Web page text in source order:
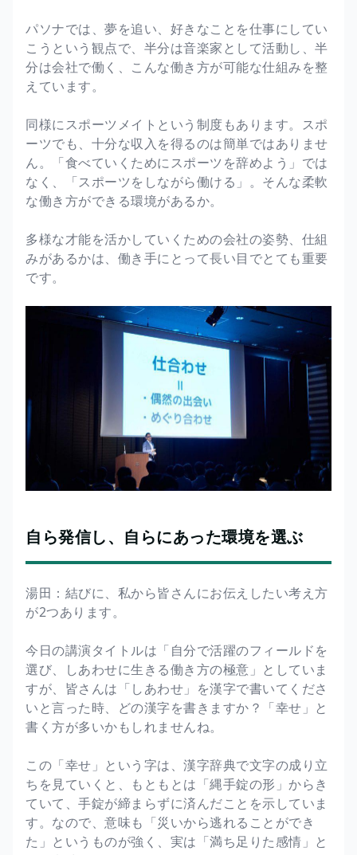
パソナでは、夢を追い、好きなことを仕事にしてい
こうという観点で、半分は音楽家として活動し、半
分は会社で働く、こんな働き方が可能な仕組みを整
えています。
同様にスポーツメイトという制度もあります。スポ
ーツでも、十分な収入を得るのは簡単ではありませ
ん。「食べていくためにスポーツを辞めよう」では
なく、「スポーツをしながら働ける」。そんな柔軟
な働き方ができる環境があるか。
多様な才能を活かしていくための会社の姿勢、仕組
みがあるかは、働き手にとって長い目でとても重要
です。
自ら発信し、自らにあった環境を選ぶ
湯田：結びに、私から皆さんにお伝えしたい考え方
が2つあります。
今日の講演タイトルは「自分で活躍のフィールドを
選び、しあわせに生きる働き方の極意」としていま
すが、皆さんは「しあわせ」を漢字で書いてくださ
いと言った時、どの漢字を書きますか？「幸せ」と
書く方が多いかもしれませんね。
この「幸せ」という字は、漢字辞典で文字の成り立
ちを見ていくと、もともとは「縄手錠の形」からき
ていて、手錠が締まらずに済んだことを示していま
す。なので、意味も「災いから逃れることができ
た」というものが強く、実は「満ち足りた感情」と